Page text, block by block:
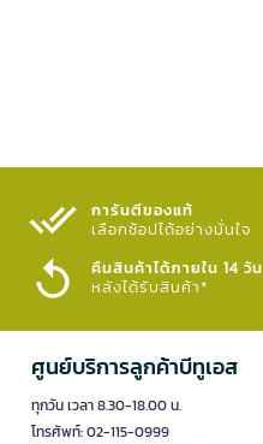
การันตีของแท้
เลือกช้อปได้อย่างมั่นใจ​
คืนสินค้าได้ภายใน 14 วัน
หลังได้รับสินค้า*
ศูนย์บริการลูกค้าบีทูเอส
ทุกวัน เวลา 8.30-18.00 น.
โทรศัพท์: 02-115-0999